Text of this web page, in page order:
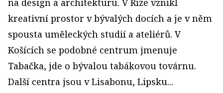
na design a architekturu. V Rize vznikl
kreativní prostor v bývalých docích a je v něm
spousta uměleckých studií a ateliérů. V
Košících se podobné centrum jmenuje
Tabačka, jde o bývalou tabákovou továrnu.
Další centra jsou v Lisabonu, Lipsku...